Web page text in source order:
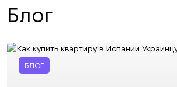
Блог
БЛОГ